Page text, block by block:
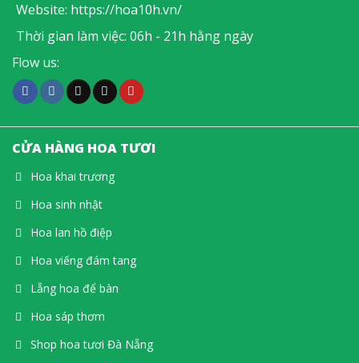
Website: https://hoa10h.vn/
Thời gian làm việc: 06h - 21h hằng ngày
Flow us:
CỬA HÀNG HOA TƯƠI
Hoa khai trương
Hoa sinh nhật
Hoa lan hồ điệp
Hoa viếng đám tang
Lẵng hoa để bàn
Hoa sáp thơm
Shop hoa tươi Đà Nẵng